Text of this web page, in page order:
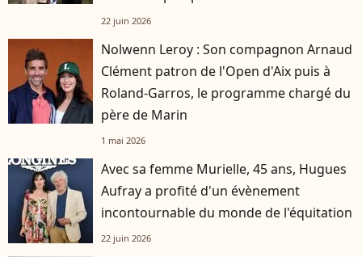
22 juin 2026
Nolwenn Leroy : Son compagnon Arnaud
Clément patron de l'Open d'Aix puis à
Roland-Garros, le programme chargé du
père de Marin
1 mai 2026
Avec sa femme Murielle, 45 ans, Hugues
Aufray a profité d'un évènement
incontournable du monde de l'équitation
22 juin 2026